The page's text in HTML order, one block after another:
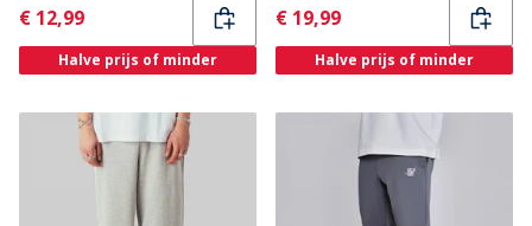
Current
€ 12,99
Halve prijs of minder
Current
€ 19,99
Halve prijs of minder